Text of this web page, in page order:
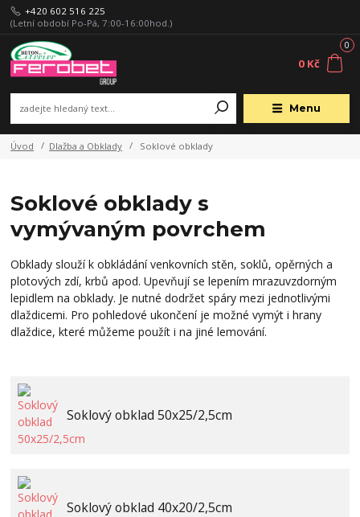
Menu
+420 602 516 225
(Letní období Po-Pá, 7:00-16:00hod.)
0
0 Kč
Úvod Dlažba a Obklady Soklové obklady
Soklové obklady s
vymývaným povrchem
Obklady slouží k obkládání venkovních stěn, soklů, opěrných a
plotových zdí, krbů apod. Upevňují se lepením mrazuvzdorným
lepidlem na obklady. Je nutné dodržet spáry mezi jednotlivými
dlaždicemi. Pro pohledové ukončení je možné vymýt i hrany
dlaždice, které můžeme použít i na jiné lemování.
Soklový obklad 50x25/2,5cm
Soklový obklad 40x20/2,5cm